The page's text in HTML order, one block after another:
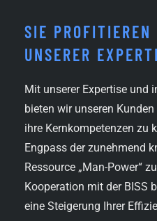
SIE PROFITIEREN
UNSERER
Mit unserer Expertise und
bieten wir unseren
ihre Kernkompetenzen zu
Engpass der zunehmend
Ressource „Man-Power“
Kooperation mit der BISS
eine Steigerung Ihrer